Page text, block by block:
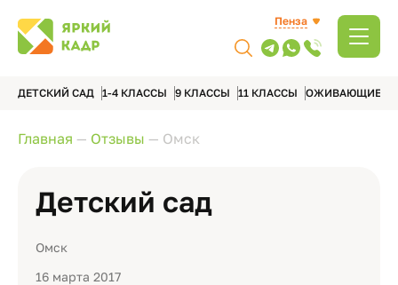
Пенза
ДЕТСКИЙ САД 1-4 КЛАССЫ 9 КЛАССЫ 11 КЛАССЫ ОЖИВАЮЩИЕ
Главная — Отзывы — Омск
Детский сад
Омск
16 марта 2017